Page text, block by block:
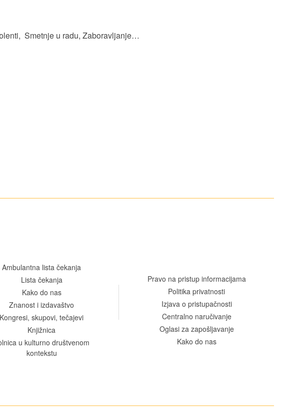
Smetnje u radu, Zaboravljanje…
Ambulantna lista čekanja
Lista čekanja
Kako do nas
Znanost i izdavaštvo
Kongresi, skupovi, tečajevi
Knjižnica
u kulturno društvenom
kontekstu
Pravo na pristup informacijama
Politika privatnosti
Izjava o pristupačnosti
Centralno naručivanje
Oglasi za zapošljavanje
Kako do nas